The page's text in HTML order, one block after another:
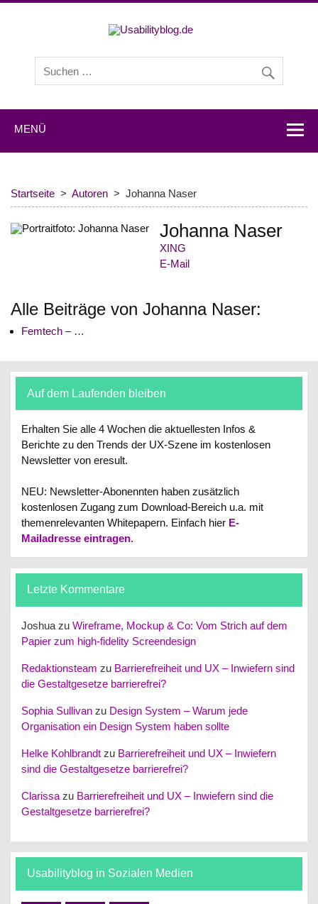
Experten zu den Themen Usability und User Experience.
MENÜ
Startseite Autoren Johanna Naser
Johanna Naser
XING
E-Mail
Alle Beiträge von Johanna Naser:
Femtech – …
Auf dem Laufenden bleiben
Erhalten Sie alle 4 Wochen die aktuellesten Infos &
Berichte zu den Trends der UX-Szene im kostenlosen
Newsletter von eresult.
NEU: Newsletter-Abonennten haben zusätzlich
kostenlosen Zugang zum Download-Bereich u.a. mit
themenrelevanten Whitepapern. Einfach hier E-
Mailadresse eintragen.
Letzte Kommentare
Joshua zuWireframe, Mockup & Co: Vom Strich auf dem
Papier zum high-fidelity Screendesign
Redaktionsteam zu Barrierefreiheit und UX – Inwiefern sind
die Gestaltgesetze barrierefrei?
Sophia Sullivan zu Design System – Warum jede
Organisation ein Design System haben sollte
Helke Kohlbrandt zu Barrierefreiheit und UX – Inwiefern
sind die Gestaltgesetze barrierefrei?
Clarissa zu Barrierefreiheit und UX – Inwiefern sind die
Gestaltgesetze barrierefrei?
Usabilityblog in Sozialen Medien